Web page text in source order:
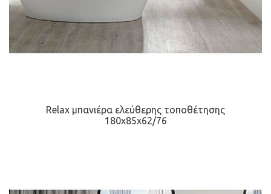
Relax μπανιέρα ελεύθερης τοποθέτησης
180x85x62/76